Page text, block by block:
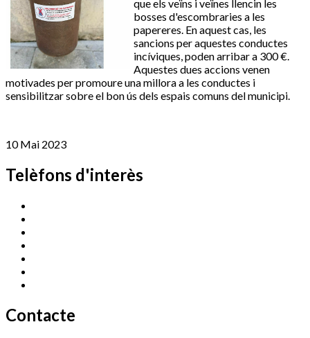
que els veïns i veïnes llencin les
bosses d'escombraries a les
papereres. En aquest cas, les
sancions per aquestes conductes
incíviques, poden arribar a 300 €.
Aquestes dues accions venen
motivades per promoure una millora a les conductes i
sensibilitzar sobre el bon ús dels espais comuns del municipi.
10 Mai 2023
Telèfons d'interès
Contacte